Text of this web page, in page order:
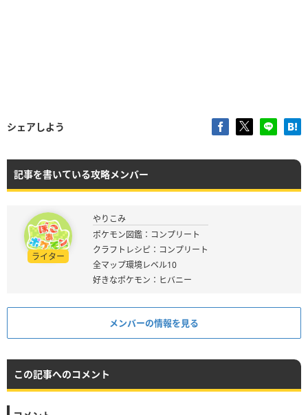
シェアしよう
記事を書いている攻略メンバー
ライター
やりこみ
ポケモン図鑑：コンプリート
クラフトレシピ：コンプリート
全マップ環境レベル10
好きなポケモン：ヒバニー
メンバーの情報を見る
この記事へのコメント